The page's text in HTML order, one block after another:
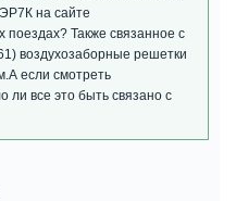
на сайте
поездах? Также связанное с
воздухозаборные решетки
если смотреть
ли все это быть связано с